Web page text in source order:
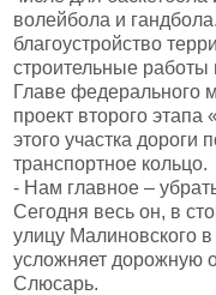
волейбола и
благоустройство
строительные работы
Главе федерального
проект второго
этого участка дороги
транспортное кольцо.
- Нам главное –
Сегодня весь он, в
улицу Малиновского
усложняет дорожную
Слюсарь.